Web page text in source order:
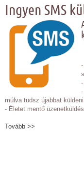
Ingyen SMS
múlva tudsz újabbat küldeni.
- Életet mentő
Tovább >>